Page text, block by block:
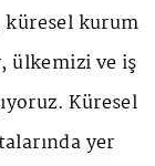
kurum
ülkemizi ve iş
Küresel
yer